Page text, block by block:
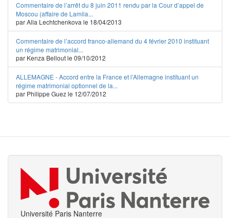
Commentaire de l’arrêt du 8 juin 2011 rendu par la Cour d’appel de
Moscou (affaire de Lamila...
par Alla Lechtchenkova le 18/04/2013
Commentaire de l’accord franco-allemand du 4 février 2010 instituant
un régime matrimonial...
par Kenza Bellout le 09/10/2012
ALLEMAGNE - Accord entre la France et l’Allemagne instituant un
régime matrimonial optionnel de la...
par Philippe Guez le 12/07/2012
Université Paris Nanterre